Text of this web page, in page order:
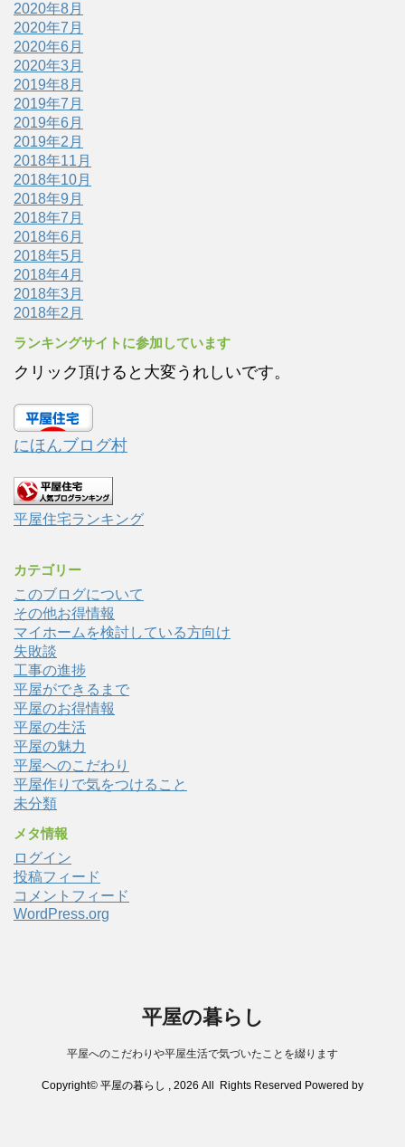
2020年8月
2020年7月
2020年6月
2020年3月
2019年8月
2019年7月
2019年6月
2019年2月
2018年11月
2018年10月
2018年9月
2018年7月
2018年6月
2018年5月
2018年4月
2018年3月
2018年2月
ランキングサイトに参加しています
クリック頂けると大変うれしいです。
にほんブログ村
平屋住宅ランキング
カテゴリー
このブログについて
その他お得情報
マイホームを検討している方向け
失敗談
工事の進捗
平屋ができるまで
平屋のお得情報
平屋の生活
平屋の魅力
平屋へのこだわり
平屋作りで気をつけること
未分類
メタ情報
ログイン
投稿フィード
コメントフィード
WordPress.org
平屋の暮らし
平屋へのこだわりや平屋生活で気づいたことを綴ります
Copyright© 平屋の暮らし , 2026 All Rights Reserved Powered by